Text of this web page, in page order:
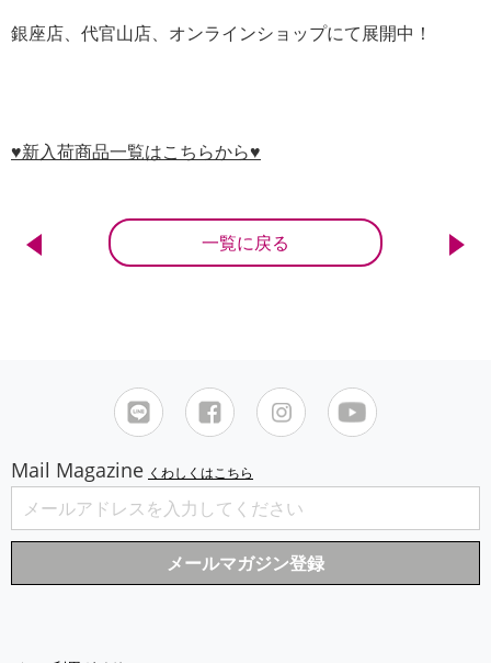
銀座店、代官山店、オンラインショップにて展開中！
♥新入荷商品一覧はこちらから♥
一覧に戻る
Mail Magazine くわしくはこちら